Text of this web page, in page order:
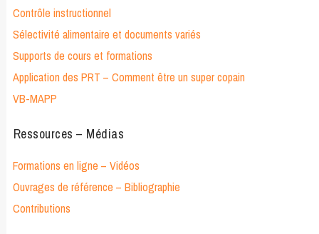
Contrôle instructionnel
Sélectivité alimentaire et documents variés
Supports de cours et formations
Application des PRT – Comment être un super copain
VB-MAPP
Ressources – Médias
Formations en ligne – Vidéos
Ouvrages de référence – Bibliographie
Contributions